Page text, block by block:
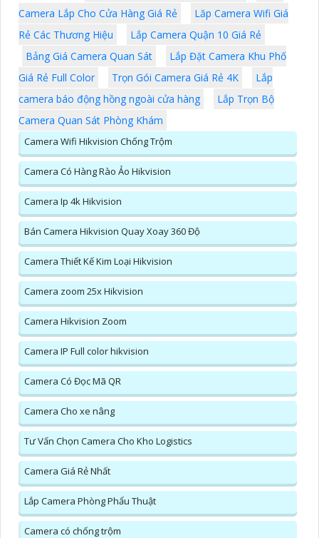
Camera Lắp Cho Cửa Hàng Giá Rẻ
Lăp Camera Wifi Giá
Rẻ Các Thương Hiệu
Lắp Camera Quận 10 Giá Rẻ
Bảng Giá Camera Quan Sát
Lắp Đặt Camera Khu Phố
Giá Rẻ Full Color
Trọn Gói Camera Giá Rẻ 4K
Lắp
camera báo động hồng ngoài cửa hàng
Lắp Trọn Bộ
Camera Quan Sát Phòng Khám
Camera Wifi Hikvision Chống Trộm
Camera Có Hàng Rào Ảo Hikvision
Camera Ip 4k Hikvision
Bán Camera Hikvision Quay Xoay 360 Độ
Camera Thiết Kế Kim Loại Hikvision
Camera zoom 25x Hikvision
Camera Hikvision Zoom
Camera IP Full color hikvision
Camera Có Đọc Mã QR
Camera Cho xe nâng
Tư Vấn Chọn Camera Cho Kho Logistics
Camera Giá Rẻ Nhất
Lắp Camera Phòng Phẩu Thuật
Camera có chống trộm